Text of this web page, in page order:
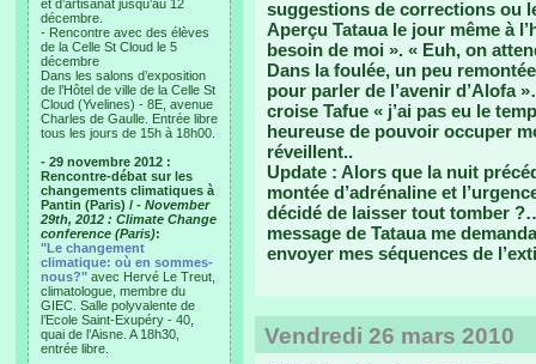
et d’artisanat jusqu’au 12
décembre.
- Rencontre avec des élèves
de la Celle St Cloud le 5
décembre
Dans les salons d’exposition
de l’Hôtel de ville de la Celle St
Cloud (Yvelines) - 8E, avenue
Charles de Gaulle. Entrée libre
tous les jours de 15h à 18h00.
- 29 novembre 2012 :
Rencontre-débat sur les
changements climatiques à
Pantin (Paris) / - November
29th, 2012 : Climate Change
conference (Paris):
"Le changement
climatique: où en sommes-
nous?" avec Hervé Le Treut,
climatologue, membre du
GIEC. Salle polyvalente de
l’Ecole Saint-Exupéry - 40,
quai de l’Aisne. A 18h30,
entrée libre.
suggestions de corrections ou
Aperçu Tataua le jour même à
besoin de moi ». « Euh, on
Dans la foulée, un peu
pour parler de l’avenir d’Alofa
croise Tafue « j’ai pas eu le
heureuse de pouvoir occuper
réveillent..
Update : Alors que la nuit
montée d’adrénaline et
décidé de laisser tout tomber
message de Tataua me
envoyer mes séquences de
Vendredi 26 mars 2010